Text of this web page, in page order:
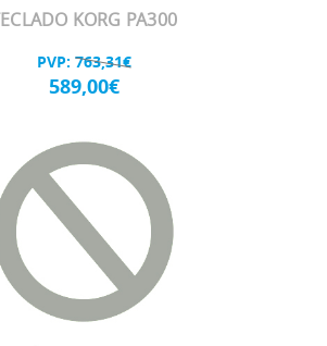
KORG PA300
PVP: 763,31€
589,00€